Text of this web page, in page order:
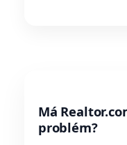
Má
problém?